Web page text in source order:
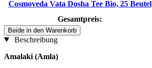
Cosmoveda Vata Dosha Tee Bio, 25 Beutel
Gesamtpreis:
Beide in den Warenkorb
Beschreibung
Amalaki (Amla)